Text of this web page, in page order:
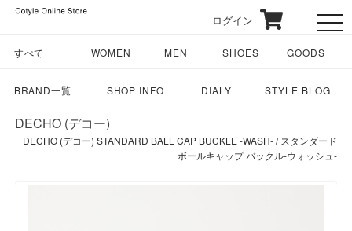
ログイン
すべて WOMEN MEN SHOES GOODS
BRAND一覧 SHOP INFO DIALY STYLE BLOG
DECHO (デコー)
DECHO (デコー) STANDARD BALL CAP BUCKLE -WASH- / スタンダード
ボールキャップ バックル-ウォッシュ-